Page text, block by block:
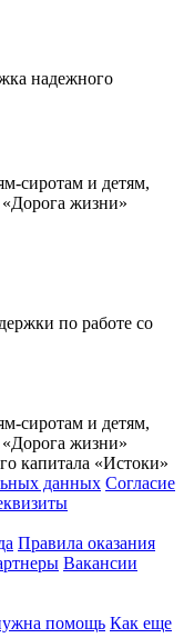
надежного
сиротам и детям,
«Дорога жизни»
по работе со
сиротам и детям,
«Дорога жизни»
капитала «Истоки»
данных Согласие
Правила оказания
Вакансии
помощь Как еще